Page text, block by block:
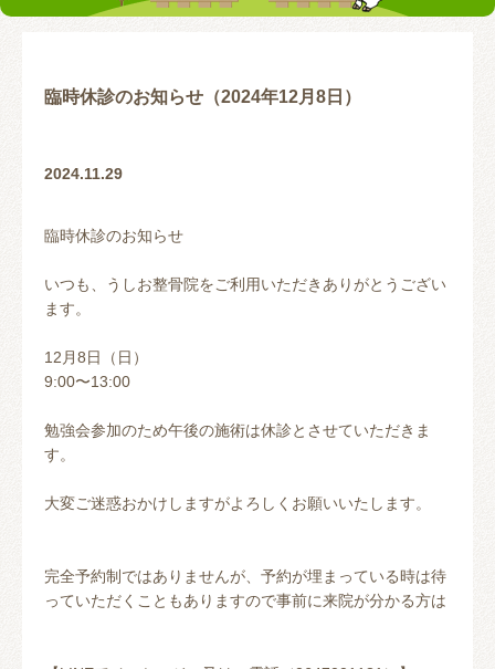
臨時休診のお知らせ（2024年12月8日）
2024.11.29
臨時休診のお知らせ
いつも、うしお整骨院をご利用いただきありがとうござい
ます。
12月8日（日）
9:00〜13:00
勉強会参加のため午後の施術は休診とさせていただきま
す。
大変ご迷惑おかけしますがよろしくお願いいたします。
完全予約制ではありませんが、予約が埋まっている時は待
っていただくこともありますので事前に来院が分かる方は